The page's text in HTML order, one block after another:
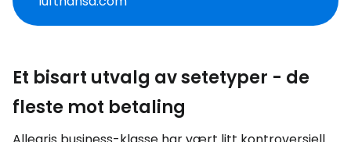
Et bisart utvalg av setetyper - de
fleste mot betaling